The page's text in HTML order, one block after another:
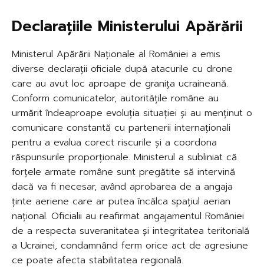
Declarațiile Ministerului Apărării
Ministerul Apărării Naționale al României a emis
diverse declarații oficiale după atacurile cu drone
care au avut loc aproape de granița ucraineană.
Conform comunicatelor, autoritățile române au
urmărit îndeaproape evoluția situației și au menținut o
comunicare constantă cu partenerii internaționali
pentru a evalua corect riscurile și a coordona
răspunsurile proporționale. Ministerul a subliniat că
forțele armate române sunt pregătite să intervină
dacă va fi necesar, având aprobarea de a angaja
ținte aeriene care ar putea încălca spațiul aerian
național. Oficialii au reafirmat angajamentul României
de a respecta suveranitatea și integritatea teritorială
a Ucrainei, condamnând ferm orice act de agresiune
ce poate afecta stabilitatea regională.